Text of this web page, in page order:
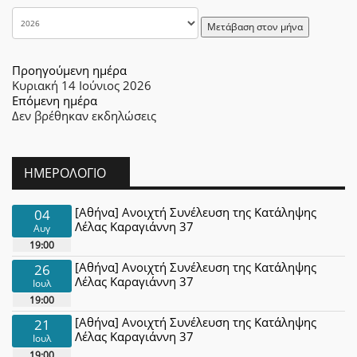
Μετάβαση στον μήνα
Προηγούμενη ημέρα
Κυριακή 14 Ιούνιος 2026
Επόμενη ημέρα
Δεν βρέθηκαν εκδηλώσεις
ΗΜΕΡΟΛΌΓΙΟ
04
Αυγ
19:00
[Αθήνα] Ανοιχτή Συνέλευση της Κατάληψης
Λέλας Καραγιάννη 37
26
Ιουλ
19:00
[Αθήνα] Ανοιχτή Συνέλευση της Κατάληψης
Λέλας Καραγιάννη 37
21
Ιουλ
[Αθήνα] Ανοιχτή Συνέλευση της Κατάληψης
Λέλας Καραγιάννη 37